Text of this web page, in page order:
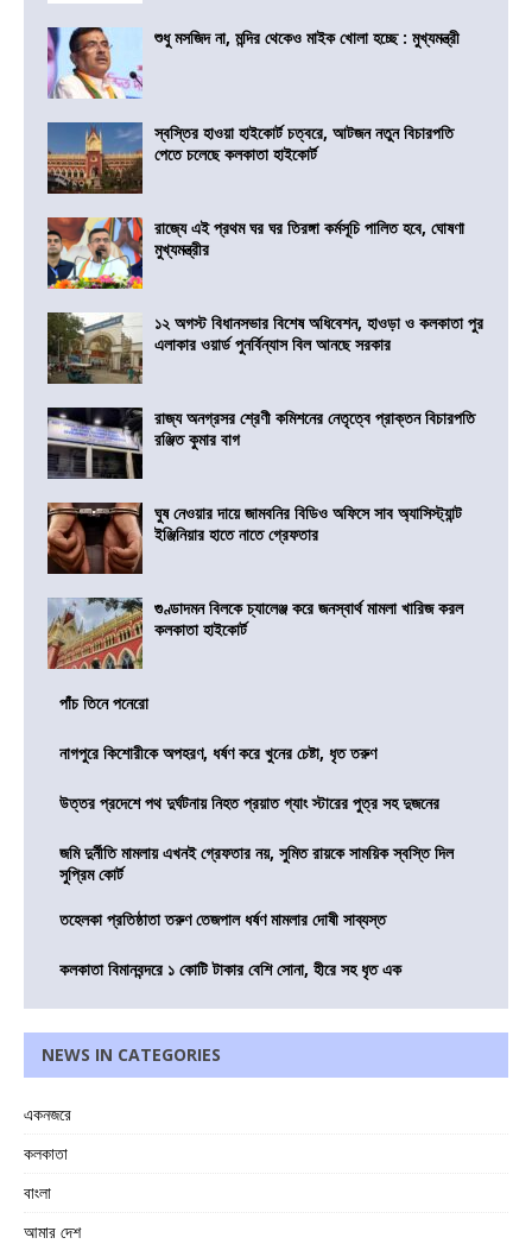
শুধু মসজিদ না, মন্দির থেকেও মাইক খোলা হচ্ছে : মুখ্যমন্ত্রী
স্বস্তির হাওয়া হাইকোর্ট চত্বরে, আটজন নতুন বিচারপতি
পেতে চলেছে কলকাতা হাইকোর্ট
রাজ্যে এই প্রথম ঘর ঘর তিরঙ্গা কর্মসূচি পালিত হবে, ঘোষণা
মুখ্যমন্ত্রীর
১২ অগস্ট বিধানসভার বিশেষ অধিবেশন, হাওড়া ও কলকাতা পুর
এলাকার ওয়ার্ড পুনর্বিন্যাস বিল আনছে সরকার
রাজ্য অনগ্রসর শ্রেণী কমিশনের নেতৃত্বে প্রাক্তন বিচারপতি
রঞ্জিত কুমার বাগ
ঘুষ নেওয়ার দায়ে জামবনির বিডিও অফিসে সাব অ্যাসিস্ট্যান্ট
ইঞ্জিনিয়ার হাতে নাতে গ্রেফতার
গুণ্ডাদমন বিলকে চ্যালেঞ্জ করে জনস্বার্থ মামলা খারিজ করল
কলকাতা হাইকোর্ট
পাঁচ তিনে পনেরো
নাগপুরে কিশোরীকে অপহরণ, ধর্ষণ করে খুনের চেষ্টা, ধৃত তরুণ
উত্তর প্রদেশে পথ দুর্ঘটনায় নিহত প্রয়াত গ্যাং স্টারের পুত্র সহ দুজনের
জমি দুর্নীতি মামলায় এখনই গ্রেফতার নয়, সুমিত রায়কে সাময়িক স্বস্তি দিল
সুপ্রিম কোর্ট
তহেলকা প্রতিষ্ঠাতা তরুণ তেজপাল ধর্ষণ মামলার দোষী সাব্যস্ত
কলকাতা বিমানবন্দরে ১ কোটি টাকার বেশি সোনা, হীরে সহ ধৃত এক
NEWS IN CATEGORIES
একনজরে
কলকাতা
বাংলা
আমার দেশ